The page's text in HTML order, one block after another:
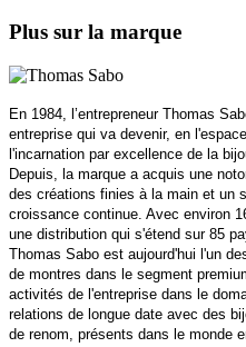
Plus sur la marque
En 1984, l’entrepreneur Thomas
entreprise qui va devenir, en
l'incarnation par excellence de la
Depuis, la marque a acquis une
des créations finies à la main et un
croissance continue. Avec environ
une distribution qui s'étend sur 85
Thomas Sabo est aujourd'hui l'un
de montres dans le segment
activités de l'entreprise dans le
relations de longue date avec des
de renom, présents dans le monde